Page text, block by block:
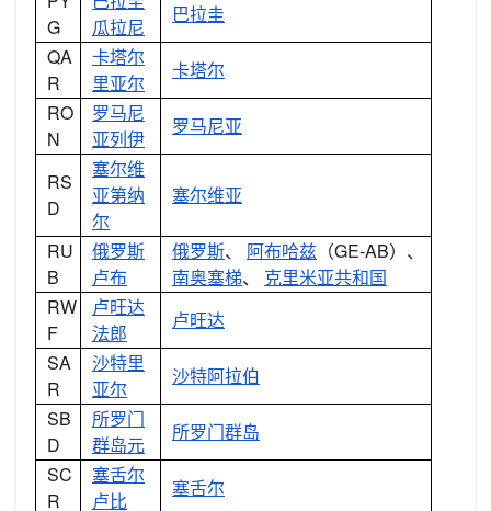
G
瓜拉尼
巴拉圭
QA
R
卡塔尔
里亚尔
卡塔尔
RO
N
罗马尼
亚列伊
罗马尼亚
RS
D
塞尔维
亚第纳
尔
塞尔维亚
RU
B
俄罗斯
卢布
俄罗斯、 阿布哈兹 （GE-AB）、
南奥塞梯、
克里米亚共和国
RW
F
卢旺达
法郎
卢旺达
SA
R
沙特里
亚尔
沙特阿拉伯
SB
D
所罗门
群岛元
所罗门群岛
SC
R
塞舌尔
卢比
塞舌尔